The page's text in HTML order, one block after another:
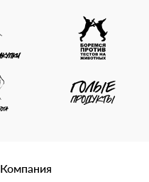
Компания